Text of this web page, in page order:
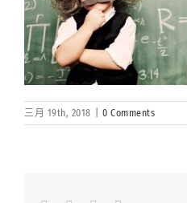
三月 19th, 2018 0 Comments